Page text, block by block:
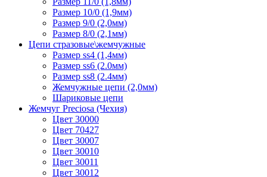
Размер 10/0 (1,9мм)
Размер 9/0 (2,0мм)
Размер 8/0 (2,1мм)
Цепи стразовые\жемчужные
Размер ss4 (1,4мм)
Размер ss6 (2.0мм)
Размер ss8 (2.4мм)
Жемчужные цепи (2,0мм)
Шариковые цепи
Жемчуг Preciosa (Чехия)
Цвет 30000
Цвет 70427
Цвет 30007
Цвет 30010
Цвет 30011
Цвет 30012